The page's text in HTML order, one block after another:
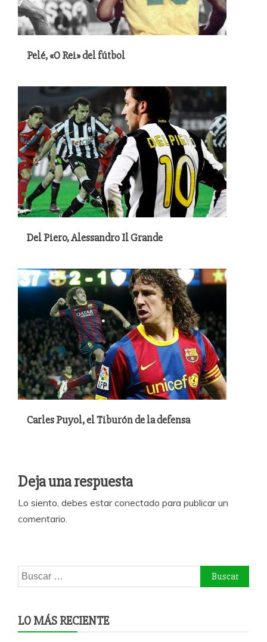
Pelé, «O Rei» del fútbol
Del Piero, Alessandro Il Grande
Carles Puyol, el Tiburón de la defensa
Deja una respuesta
Lo siento, debes estarconectado para publicar un
comentario.
Buscar:
LO MÁS RECIENTE